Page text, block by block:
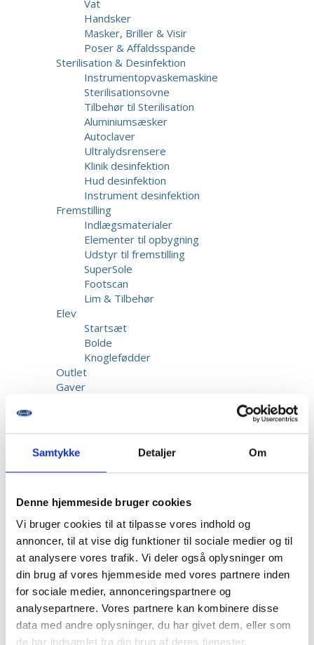
Samtykke Detaljer Om
Denne hjemmeside bruger cookies
Vi bruger cookies til at tilpasse vores indhold og
annoncer, til at vise dig funktioner til sociale medier og til
at analysere vores trafik. Vi deler også oplysninger om
din brug af vores hjemmeside med vores partnere inden
for sociale medier, annonceringspartnere og
analysepartnere. Vores partnere kan kombinere disse
data med andre oplysninger, du har givet dem, eller som
de har indsamlet fra din brug af deres tjenester.
Vat
Handsker
Masker, Briller & Visir
Poser & Affaldsspande
Sterilisation & Desinfektion
Instrumentopvaskemaskine
Sterilisationsovne
Tilbehør til Sterilisation
Aluminiumsæsker
Autoclaver
Ultralydsrensere
Klinik desinfektion
Hud desinfektion
Instrument desinfektion
Fremstilling
Indlægsmaterialer
Elementer til opbygning
Udstyr til fremstilling
SuperSole
Footscan
Lim & Tilbehør
Elev
Startsæt
Bolde
Knoglefødder
Outlet
Gaver
Bolde
Knoglefødder
Kundeservice
Reparation & Service
Returnering
Fragt & Levering
Garanti & Reklamation
Priser
Betaling
Beskadigede forsendelser
Information
Opret bruger
Kontakt os
Dansk Fodmesse